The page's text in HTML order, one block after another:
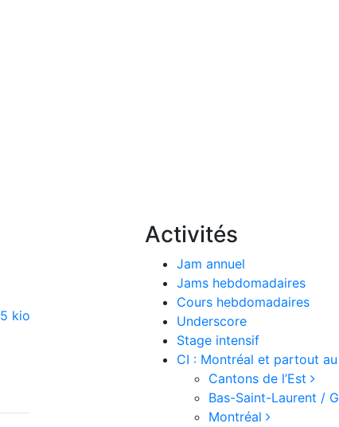
Activités
Jam annuel
Jams hebdomadaires
Cours hebdomadaires
Underscore
Stage intensif
CI : Montréal et partout
Cantons de l’Est
Bas-Saint-Laurent /
Montréal